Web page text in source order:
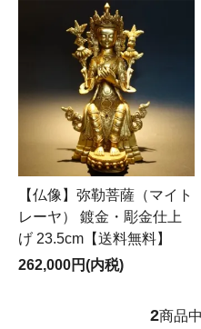
【仏像】弥勒菩薩（マイト
レーヤ） 鍍金・彫金仕上
げ 23.5cm【送料無料】
262,000円(内税)
2商品中